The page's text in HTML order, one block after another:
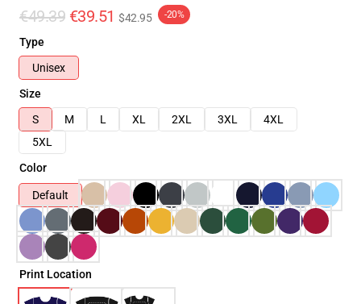
€49.39 €39.51 $42.95 -20%
Type
Unisex
Size
S
M L XL 2XL 3XL
4XL
5XL
Color
Default
Print Location